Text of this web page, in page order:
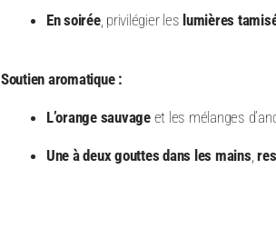
En soirée, privilégier les lumières
Soutien aromatique :
L’orange sauvageet les mélanges
Une à deux gouttes dans les mains,